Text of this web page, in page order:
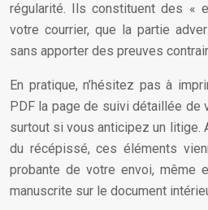
régularité. Ils constituent des «
votre courrier, que la partie
sans apporter des preuves
En pratique, n’hésitez pas à
PDF la page de suivi détaillée de
surtout si vous anticipez un litige.
du récépissé, ces éléments
probante de votre envoi, même
manuscrite sur le document